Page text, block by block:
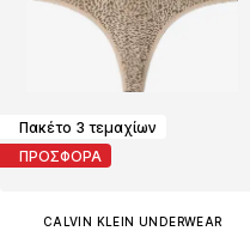
Πακέτο 3 τεμαχίων
ΠΡΟΣΦΟΡΑ
CALVIN KLEIN UNDERWEAR